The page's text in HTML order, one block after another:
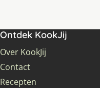
Ontdek KookJij
Over KookJij
Contact
Recepten